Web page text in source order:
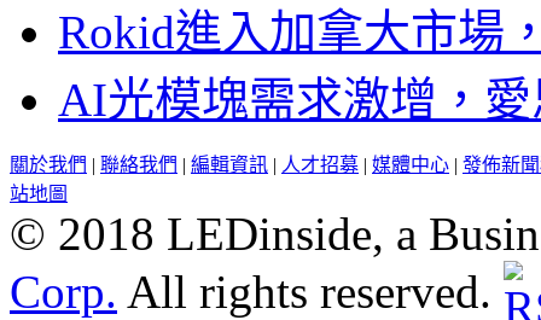
Rokid進入加拿大市場
AI光模塊需求激增，
關於我們 | 聯絡我們 | 編輯資訊 | 人才招募 | 媒體中心 | 發佈新
站地圖
© 2018 LEDinside, a
Corp. All rights reserved.